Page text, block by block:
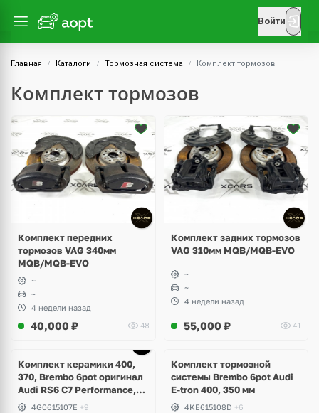
Войти
Главная Каталоги Тормозная система Комплект тормозов
Комплект тормозов
Комплект передних
тормозов VAG 340мм
MQB/MQB-EVO
~
~
4 недели назад
40,000 ₽ 48
Комплект задних тормозов
VAG 310мм MQB/MQB-EVO
~
~
4 недели назад
55,000 ₽ 41
Комплект керамики 400,
370, Brembo 6pot оригинал
Audi RS6 C7 Performance,
RS7 V8 4.0 TFSI
4G0615107E +9
Комплект тормозной
системы Brembo 6pot Audi
E-tron 400, 350 мм
4KE615108D +6